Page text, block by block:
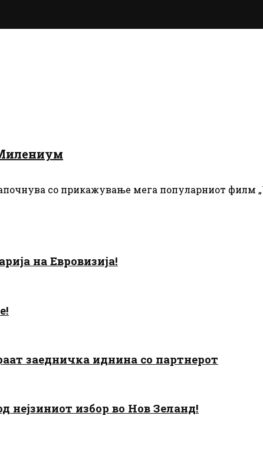
со прикажување мега популарниот филм
на Евровизија!
заедничка иднина со партнерот
нејзиниот избор во Нов Зеланд!